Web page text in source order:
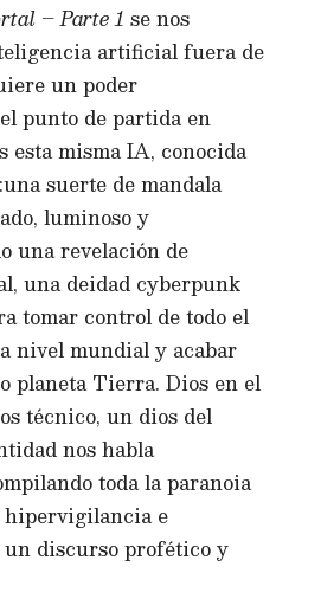
– Parte 1 se nos
artificial fuera de
un poder
punto de partida en
esta misma IA, conocida
suerte de mandala
luminoso y
una revelación de
una deidad cyberpunk
tomar control de todo el
nivel mundial y acabar
planeta Tierra. Dios en el
técnico, un dios del
nos habla
toda la paranoia
hipervigilancia e
discurso profético y